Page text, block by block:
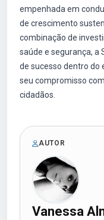
empenhada em
de crescimento
combinação de
saúde e segurança, a
de sucesso dentro do
seu compromisso
cidadãos.
AUTOR
Vanessa